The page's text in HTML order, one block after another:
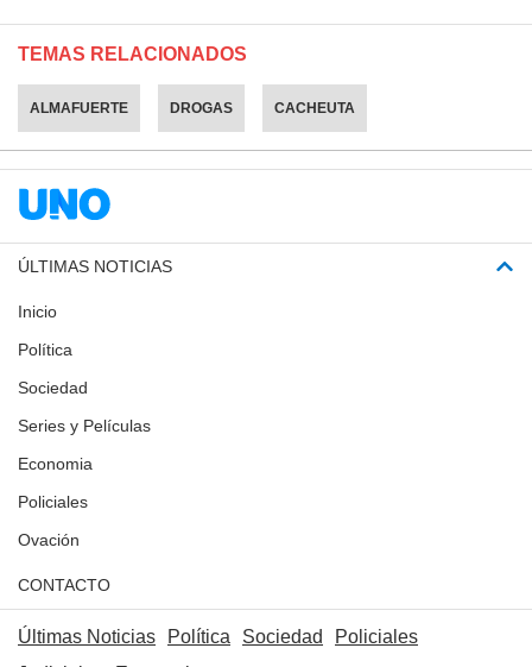
TEMAS RELACIONADOS
ALMAFUERTE DROGAS CACHEUTA
ÚLTIMAS NOTICIAS
Inicio
Política
Sociedad
Series y Películas
Economia
Policiales
Ovación
CONTACTO
Últimas Noticias Política Sociedad
Policiales